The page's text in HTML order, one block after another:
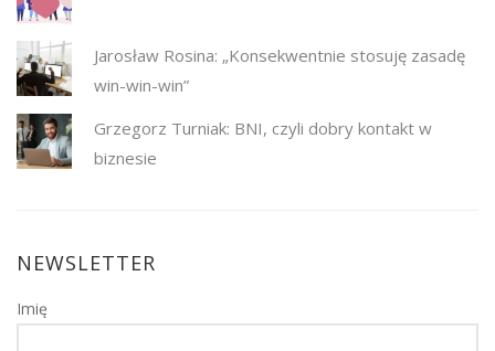
Jarosław Rosina: „Konsekwentnie stosuję zasadę
win-win-win”
Grzegorz Turniak: BNI, czyli dobry kontakt w
biznesie
NEWSLETTER
Imię